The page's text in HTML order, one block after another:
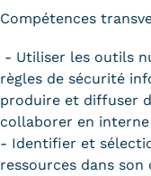
Compétences
- Utiliser les outils
règles de sécurité
produire et diffuser
collaborer en
- Identifier et
ressources dans